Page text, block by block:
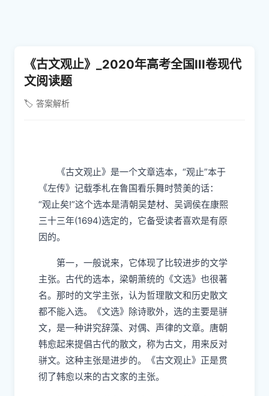
《古文观止》_2020年高考全国III卷现代
文阅读题
🏷️ 答案解析
《古文观止》是一个文章选本，“观止”本于
《左传》记载季札在鲁国看乐舞时赞美的话：
“观止矣!”这个选本是清朝吴楚材、吴调侯在康熙
三十三年(1694)选定的，它备受读者喜欢是有原
因的。
第一，一般说来，它体现了比较进步的文学
主张。古代的选本，梁朝萧统的《文选》也很著
名。那时的文学主张，认为哲理散文和历史散文
都不能入选。《文选》除诗歌外，选的主要是骈
文，是一种讲究辞藻、对偶、声律的文章。唐朝
韩愈起来提倡古代的散文，称为古文，用来反对
骈文。这种主张是进步的。《古文观止》正是贯
彻了韩愈以来的古文家的主张。